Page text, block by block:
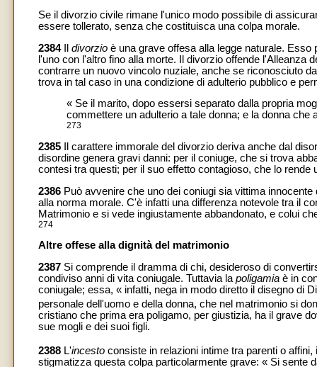
Se il divorzio civile rimane l'unico modo possibile di
essere tollerato, senza che costituisca una colpa morale.
2384Il divorzio è una grave offesa alla legge naturale.
l'uno con l'altro fino alla morte. Il divorzio offende l'Alleanza
contrarre un nuovo vincolo nuziale, anche se riconosciuto
trova in tal caso in una condizione di adulterio pubblico e
« Se il marito, dopo essersi separato dalla propria
commettere un adulterio a tale donna; e la donna
273
2385 Il carattere immorale del divorzio deriva anche dal
disordine genera gravi danni: per il coniuge, che si trova
contesi tra questi; per il suo effetto contagioso, che lo rende
2386 Può avvenire che uno dei coniugi sia vittima
alla norma morale. C'è infatti una differenza notevole tra il
Matrimonio e si vede ingiustamente abbandonato, e colui
274
Altre offese alla dignità del matrimonio
2387 Si comprende il dramma di chi, desideroso di
condiviso anni di vita coniugale. Tuttavia la poligamia è in
coniugale; essa, « infatti, nega in modo diretto il disegno di
personale dell'uomo e della donna, che nel matrimonio si
cristiano che prima era poligamo, per giustizia, ha il grave
sue mogli e dei suoi figli.
2388 L'incesto consiste in relazioni intime tra parenti o
stigmatizza questa colpa particolarmente grave: « Si sente